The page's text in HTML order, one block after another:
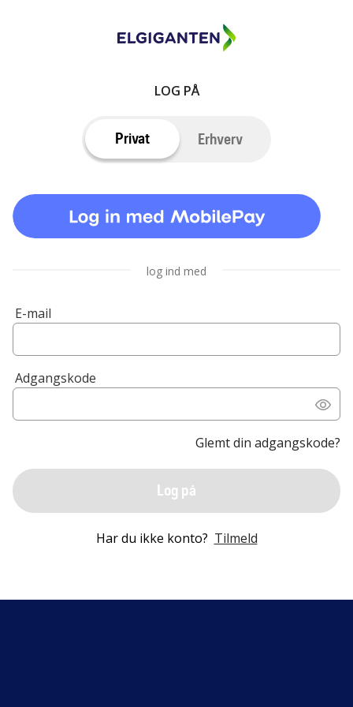
LOG PÅ
Privat Erhverv
log ind med
E-mail
Adgangskode
Glemt din adgangskode?
Log på
Har du ikke konto? Tilmeld